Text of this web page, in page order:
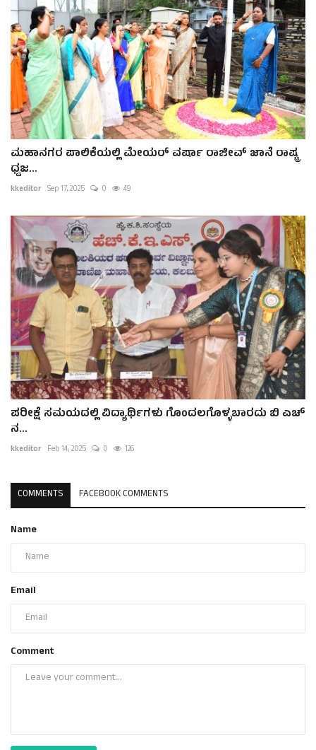
ಮಹಾನಗರ ಪಾಲಿಕೆಯಲ್ಲಿ ಮೇಯರ್ ವರ್ಷಾ ರಾಜೀವ್ ಜಾನೆ ರಾಷ್ಟ್ರ
ಧ್ವಜ...
kkeditor Sep 17, 2025 0 49
ಪರೀಕ್ಷೆ ಸಮಯದಲ್ಲಿ ವಿದ್ಯಾರ್ಥಿಗಳು ಗೊಂದಲಗೊಳ್ಳಬಾರದು ಬಿ ಎಚ್
ನ...
kkeditor Feb 14, 2025 0 126
COMMENTS FACEBOOK COMMENTS
Name
Email
Comment